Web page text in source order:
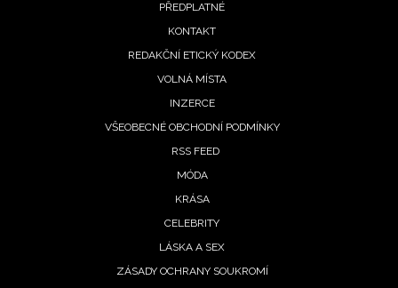
Přihlášením k newsletteru souhlasíte s
podmínkami společnosti BurdaMedia Extra s.r.o.
potvrzujete, že jste se seznámili se
ochrany soukromí- BurdaMedia Extra s.r.o. bude s
Chcete navíc dostávat i další zajímavé a exkluzivní
informace od našich partnerů? Pokud souhlasíte se
soukromí BurdaMedia Extra s.r.o.
PŘEDPLATNÉ
KONTAKT
REDAKČNÍ ETICKÝ KODEX
VOLNÁ MÍSTA
INZERCE
VŠEOBECNÉ OBCHODNÍ PODMÍNKY
RSS FEED
MÓDA
KRÁSA
CELEBRITY
LÁSKA A SEX
ZÁSADY OCHRANY SOUKROMÍ